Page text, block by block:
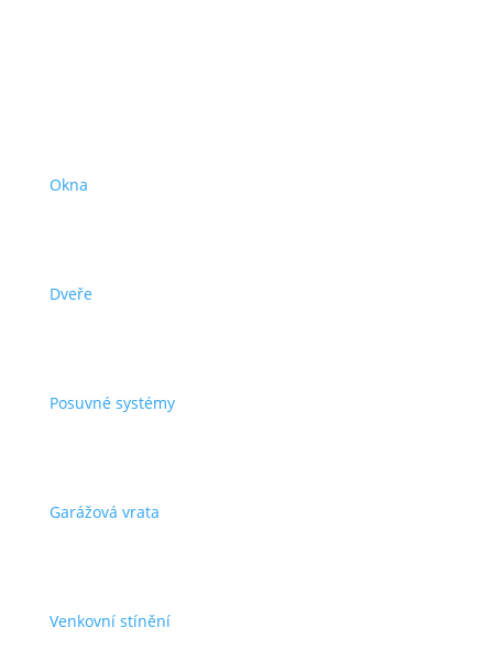
Okna
Dveře
Posuvné systémy
Garážová vrata
Venkovní stínění